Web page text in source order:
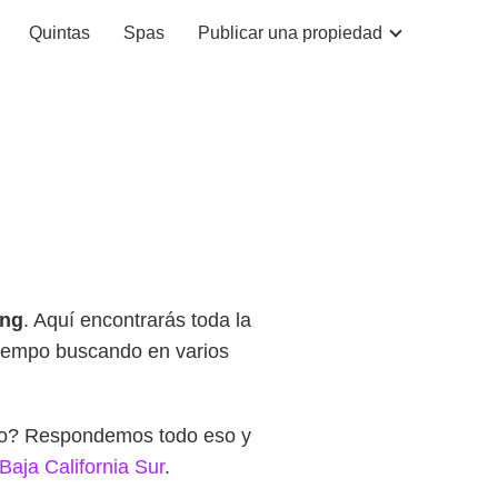
Quintas Spas Publicar una propiedad
. Aquí encontrarás toda la
buscando en varios
Respondemos todo eso y
California Sur.